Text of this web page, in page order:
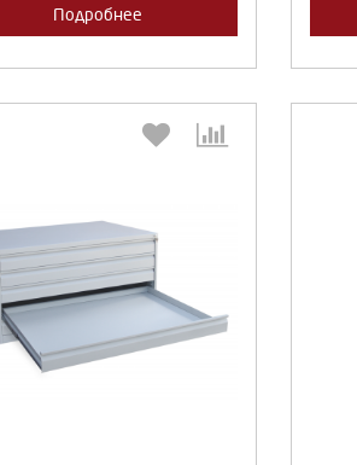
Подробнее
Выберите количество: